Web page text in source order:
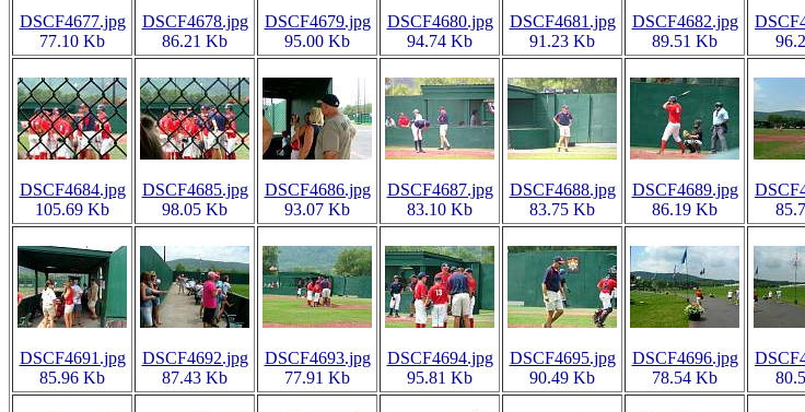
DSCF4677.jpg
77.10 Kb
DSCF4678.jpg
86.21 Kb
DSCF4679.jpg
95.00 Kb
DSCF4680.jpg
94.74 Kb
DSCF4681.jpg
91.23 Kb
DSCF4682.jpg
89.51 Kb
DSCF4684.jpg
105.69 Kb
DSCF4685.jpg
98.05 Kb
DSCF4686.jpg
93.07 Kb
DSCF4687.jpg
83.10 Kb
DSCF4688.jpg
83.75 Kb
DSCF4689.jpg
86.19 Kb
DSCF4691.jpg
85.96 Kb
DSCF4692.jpg
87.43 Kb
DSCF4693.jpg
77.91 Kb
DSCF4694.jpg
95.81 Kb
DSCF4695.jpg
90.49 Kb
DSCF4696.jpg
78.54 Kb